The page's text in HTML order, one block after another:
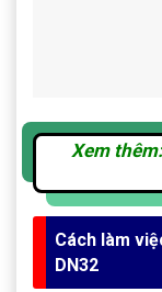
Xem
Cách làm
DN32